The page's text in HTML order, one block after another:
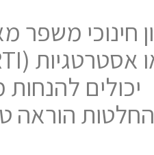
החלטות הוראה